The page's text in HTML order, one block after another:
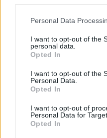
Personal Data
I want to opt-out of the
personal data.
Opted In
I want to opt-out of the
Personal Data.
Opted In
I want to opt-out of
Personal Data for
Opted In
PUSL (D. Voiculescu)
PNȚCD (Pavelescu)
PNCR (Terheș)
Partidul Patrioților
FAR (Coarnă)
Altul